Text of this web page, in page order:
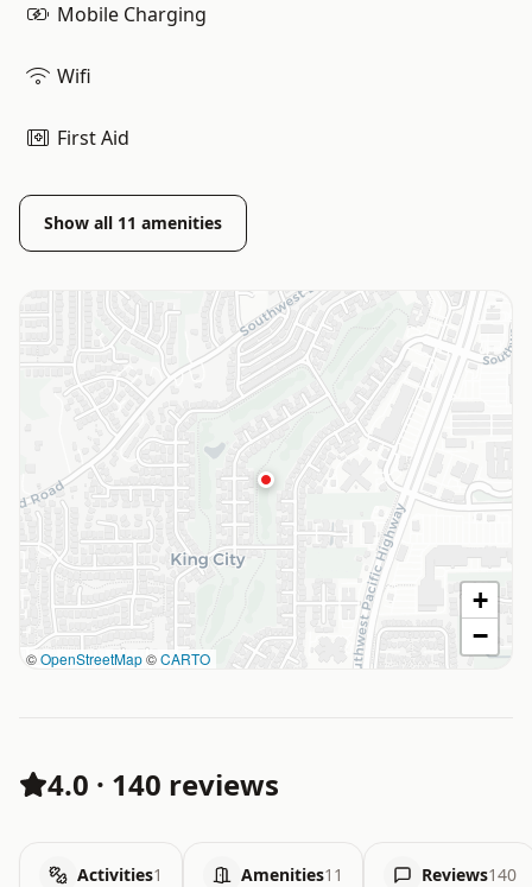
Mobile Charging
Wifi
First Aid
Show all 11 amenities
©OpenStreetMap©CARTO
+
−
4.0 · 140 reviews
Activities1 Amenities11 Reviews140